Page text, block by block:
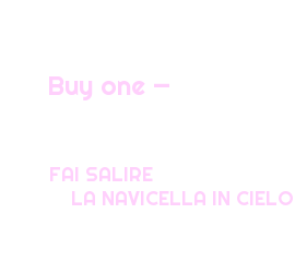
Buy one —
FAI SALIRE
LA NAVICELLA IN CIELO